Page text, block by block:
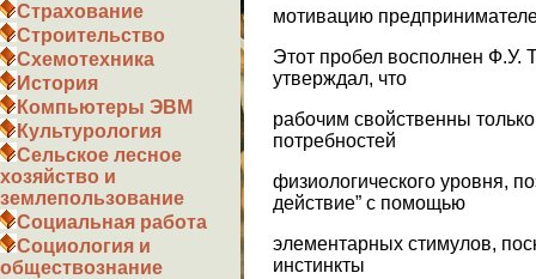
Страхование
Строительство
Схемотехника
История
Компьютеры ЭВМ
Культурология
Сельское лесное
хозяйство и
землепользование
Социальная работа
Социология и
обществознание
мотивацию
Этот пробел восполнен Ф.У.
утверждал, что
рабочим свойственны
потребностей
физиологического уровня,
действие” с помощью
элементарных стимулов,
инстинкты